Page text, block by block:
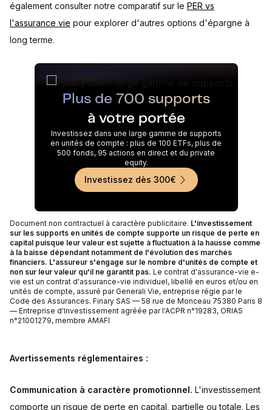
également consulter notre comparatif sur le PER vs
l'assurance vie pour explorer d'autres options d'épargne à
long terme.
Plus de 700 supports
à votre portée
Investissez dans une large gamme de supports
en unités de compte : plus de 100 ETFs, plus de
500 fonds, 95 actions en direct et du private
equity.
Investissez dès 300€
Document non contractuel à caractère publicitaire. L'investissement
sur les supports en unités de compte supporte un risque de perte en
capital puisque leur valeur est sujette à fluctuation à la hausse comme
à la baisse dépendant notamment de l'évolution des marchés
financiers. L'assureur s'engage sur le nombre d'unités de compte et
non sur leur valeur qu'il ne garantit pas. Le contrat d'assurance-vie e-
vie est un contrat d'assurance-vie individuel, libellé en euros et/ou en
unités de compte, assuré par Generali Vie, entreprise régie par le
Code des Assurances. Finary SAS — 58 rue de Monceau 75380 Paris 8
— Entreprise d'Investissement agréée par l'ACPR n°19283, ORIAS
n°21001279, membre AMAFI
Avertissements réglementaires :
Communication à caractère promotionnel. L'investissement
comporte un risque de perte en capital, partielle ou totale. Les